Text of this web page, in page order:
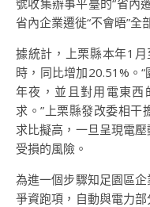
號收集辦事平臺的“省內
省內企業遷徙“不會晤”全
據統計，上栗縣本年1
時，同比增加20.51%。
年夜，並且對用電東
求。”上栗縣發改委相干
求比擬高，一旦呈現電
受損的風險。
為進一個步驟知足園區
爭資跑項，自動與電力